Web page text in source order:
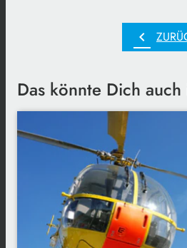
chevron_left
Das könnte Dich